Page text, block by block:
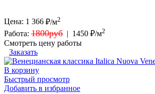
Цена: 1 366 ₽/м2
Работа: 1800руб | 1450 ₽/м2
Смотреть цену работы
Заказать
В корзину
Быстрый просмотр
Добавить в избранное